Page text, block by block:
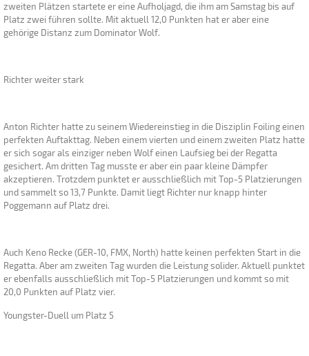
zweiten Plätzen startete er eine Aufholjagd, die ihm am Samstag bis auf
Platz zwei führen sollte. Mit aktuell 12,0 Punkten hat er aber eine
gehörige Distanz zum Dominator Wolf.
Richter weiter stark
Anton Richter hatte zu seinem Wiedereinstieg in die Disziplin Foiling einen
perfekten Auftakttag. Neben einem vierten und einem zweiten Platz hatte
er sich sogar als einziger neben Wolf einen Laufsieg bei der Regatta
gesichert. Am dritten Tag musste er aber ein paar kleine Dämpfer
akzeptieren. Trotzdem punktet er ausschließlich mit Top-5 Platzierungen
und sammelt so 13,7 Punkte. Damit liegt Richter nur knapp hinter
Poggemann auf Platz drei.
Auch Keno Recke (GER-10, FMX, North) hatte keinen perfekten Start in die
Regatta. Aber am zweiten Tag wurden die Leistung solider. Aktuell punktet
er ebenfalls ausschließlich mit Top-5 Platzierungen und kommt so mit
20,0 Punkten auf Platz vier.
Youngster-Duell um Platz 5